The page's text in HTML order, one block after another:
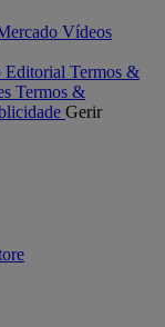
Vídeos
Editorial Termos &
Termos &
Gerir